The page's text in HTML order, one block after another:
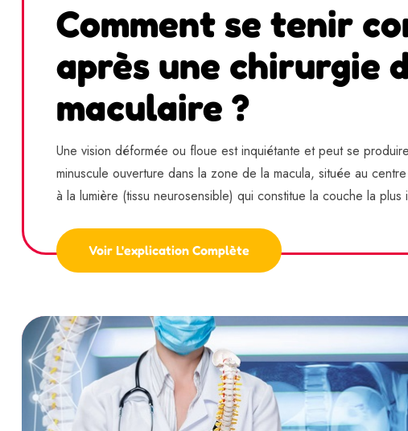
Comment se tenir
après une chirurgie
maculaire ?
Une vision déformée ou floue est inquiétante et peut se
minuscule ouverture dans la zone de la macula, située au
à la lumière (tissu neurosensible) qui constitue la couche la
Voir L'explication Complète